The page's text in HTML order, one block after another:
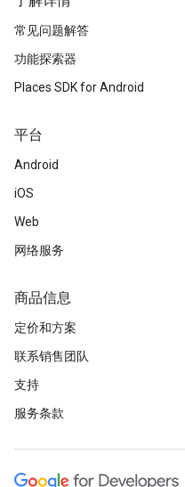
常见问题解答
功能探索器
Places SDK for Android
平台
Android
iOS
Web
网络服务
商品信息
定价和方案
联系销售团队
支持
服务条款